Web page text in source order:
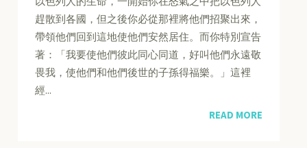
趕散到各國，但之後你必從那裡將他們招聚出來，
帶領他們回到這地使他們安然居住。而你特別宣告
著：「我要使他們彼此同心同道，好叫他們永遠敬
畏我，使他們和他們後世的子孫得福樂。」這裡
經...
READ MORE